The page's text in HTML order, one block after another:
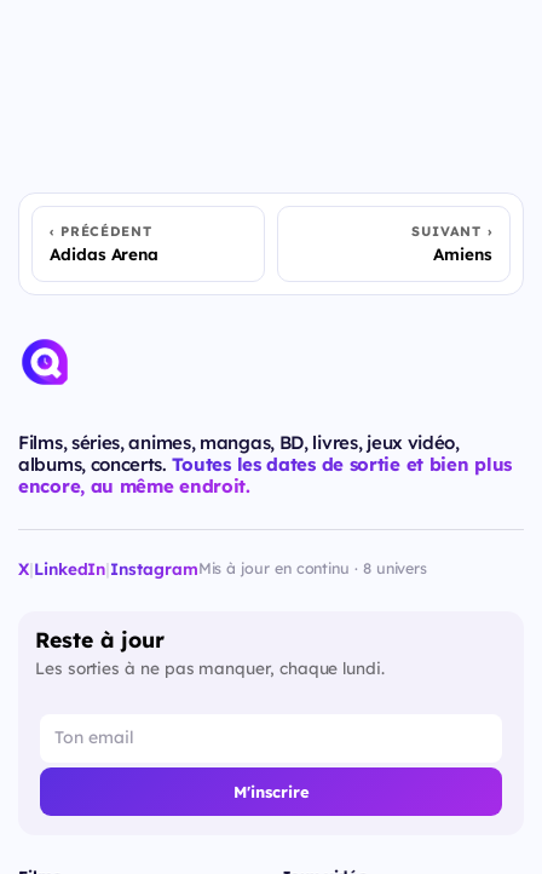
PRÉCÉDENT
Adidas Arena
SUIVANT
Amiens
Films, séries, animes, mangas, BD, livres, jeux vidéo,
albums, concerts. Toutes les dates de sortie et bien plus
encore, au même endroit.
X|LinkedIn|InstagramMis à jour en continu · 8 univers
Reste à jour
Les sorties à ne pas manquer, chaque lundi.
M'inscrire